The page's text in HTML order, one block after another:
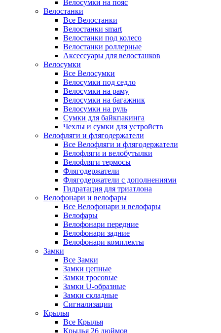
Велосумки на пояс
Велостанки
Все Велостанки
Велостанки smart
Велостанки под колесо
Велостанки роллерные
Аксессуары для велостанков
Велосумки
Все Велосумки
Велосумки под седло
Велосумки на раму
Велосумки на багажник
Велосумки на руль
Сумки для байкпакинга
Чехлы и сумки для устройств
Велофляги и флягодержатели
Все Велофляги и флягодержатели
Велофляги и велобутылки
Велофляги термосы
Флягодержатели
Флягодержатели с дополнениями
Гидратация для триатлона
Велофонари и велофары
Все Велофонари и велофары
Велофары
Велофонари передние
Велофонари задние
Велофонари комплекты
Замки
Все Замки
Замки цепные
Замки тросовые
Замки U-образные
Замки складные
Сигнализации
Крылья
Все Крылья
Крылья 26 дюймов